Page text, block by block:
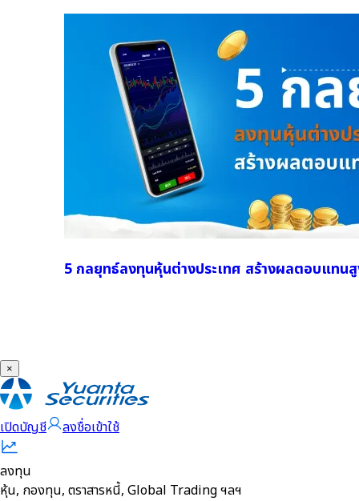
5 กลยุทธ์ลงทุนหุ้นต่างประเทศ สร้างผลตอบแทน
×
เปิดบัญชี ลงชื่อเข้าใช้
ลงทุน
หุ้น, กองทุน, ตราสารหนี้, Global Trading ฯลฯ